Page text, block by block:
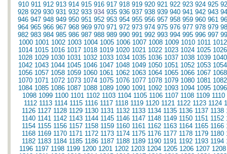
910 911 912 913 914 915 916 917 918 919 920 921 922 923 924 925
928 929 930 931 932 933 934 935 936 937 938 939 940 941 942 943
946 947 948 949 950 951 952 953 954 955 956 957 958 959 960 961
964 965 966 967 968 969 970 971 972 973 974 975 976 977 978 979
982 983 984 985 986 987 988 989 990 991 992 993 994 995 996 997
1000 1001 1002 1003 1004 1005 1006 1007 1008 1009 1010 1011 1012
1014 1015 1016 1017 1018 1019 1020 1021 1022 1023 1024 1025 1026
1028 1029 1030 1031 1032 1033 1034 1035 1036 1037 1038 1039 1040
1042 1043 1044 1045 1046 1047 1048 1049 1050 1051 1052 1053 1054
1056 1057 1058 1059 1060 1061 1062 1063 1064 1065 1066 1067 1068
1070 1071 1072 1073 1074 1075 1076 1077 1078 1079 1080 1081 1082
1084 1085 1086 1087 1088 1089 1090 1091 1092 1093 1094 1095 1096
1098 1099 1100 1101 1102 1103 1104 1105 1106 1107 1108 1109 1110
1112 1113 1114 1115 1116 1117 1118 1119 1120 1121 1122 1123 1124
1126 1127 1128 1129 1130 1131 1132 1133 1134 1135 1136 1137 1138
1140 1141 1142 1143 1144 1145 1146 1147 1148 1149 1150 1151 1152
1154 1155 1156 1157 1158 1159 1160 1161 1162 1163 1164 1165 1166
1168 1169 1170 1171 1172 1173 1174 1175 1176 1177 1178 1179 1180
1182 1183 1184 1185 1186 1187 1188 1189 1190 1191 1192 1193 1194
1196 1197 1198 1199 1200 1201 1202 1203 1204 1205 1206 1207 1208